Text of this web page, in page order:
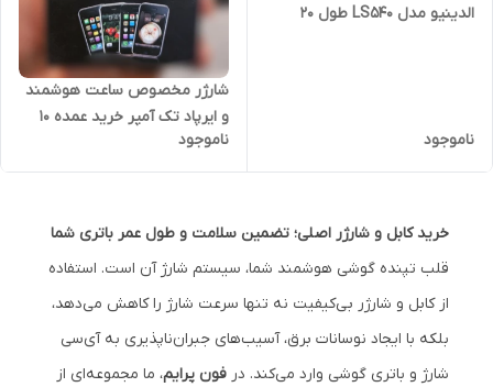
الدینیو مدل LS540 طول 20
ناموجود
شارژر مخصوص ساعت هوشمند
و ایرپاد تک آمپر خرید عمده ۱۰
عدد به بالا
ناموجود
خرید کابل و شارژر اصلی؛ تضمین سلامت و طول عمر باتری شما
قلب تپنده گوشی هوشمند شما، سیستم شارژ آن است. استفاده
از کابل و شارژر بی‌کیفیت نه تنها سرعت شارژ را کاهش می‌دهد،
بلکه با ایجاد نوسانات برق، آسیب‌های جبران‌ناپذیری به آی‌سی
شارژ و باتری گوشی وارد می‌کند. در فون پرایم، ما مجموعه‌ای از